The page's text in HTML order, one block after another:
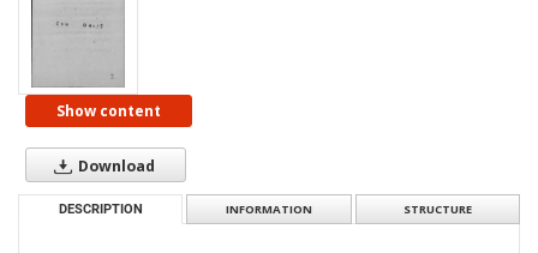
Show content
Download
DESCRIPTION INFORMATION STRUCTURE